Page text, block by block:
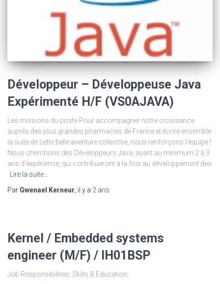
Développeur – Développeuse Java
Expérimenté H/F (VS0AJAVA)
Les missions du poste Pour accompagner notre croissance
auprès des plus grandes pharmacies de France et écrire ensemble
la suite de cette belle aventure collective, nous renforçons l’équipe !
Nous cherchons des Développeurs Java, ayant au minimum 2 à 3
ans d’expérience, qui contribueront à la fois au développement des
Lire la suite…
Par Gwenael Kerneur , il y a 2 ans
Kernel / Embedded systems
engineer (M/F) / IH01BSP
Job Responsibilities: Skills & Education: